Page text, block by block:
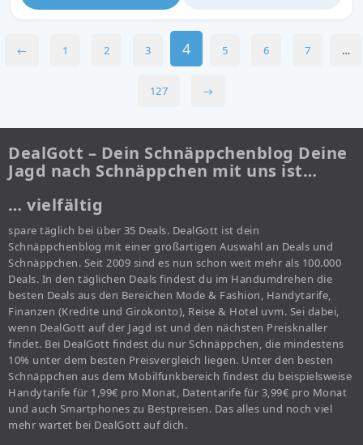
← 1 2 3 4 5 6 7 …
127 →
DealGott – Dein Schnäppchenblog Deine
Jagd nach Schnäppchen mit uns ist…
… vielfältig
spare täglich bei über 35 Deals. DealGott ist dein
Schnäppchenblog mit einer großartigen Auswahl an Deals und
Schnäppchen. Seit 2009 sind es nun schon weit mehr als 100.000
Deals. In den täglichen Deals findest du im Handumdrehen die
besten Deals aus den Bereichen Mode & Fashion, Handytarife,
Finanzen (Kredite und Girokonto), Reise & Hotel uvm. Sei dabei,
wenn DealGott auf der Jagd ist und den nächsten Preisknaller
findet. Bei DealGott findest du nur Schnäppchen, die mindestens
10% unter dem besten Preisvergleich liegen. Unter den besten
Schnäppchen aus dem Mobilfunkbereich findest du beispielsweise
Handytarife für 1,99€ pro Monat, Datentarife für 3,99€ pro Monat
und auch Smartphones zu Bestpreisen. Das alles und noch viel
mehr wartet bei DealGott auf dich.